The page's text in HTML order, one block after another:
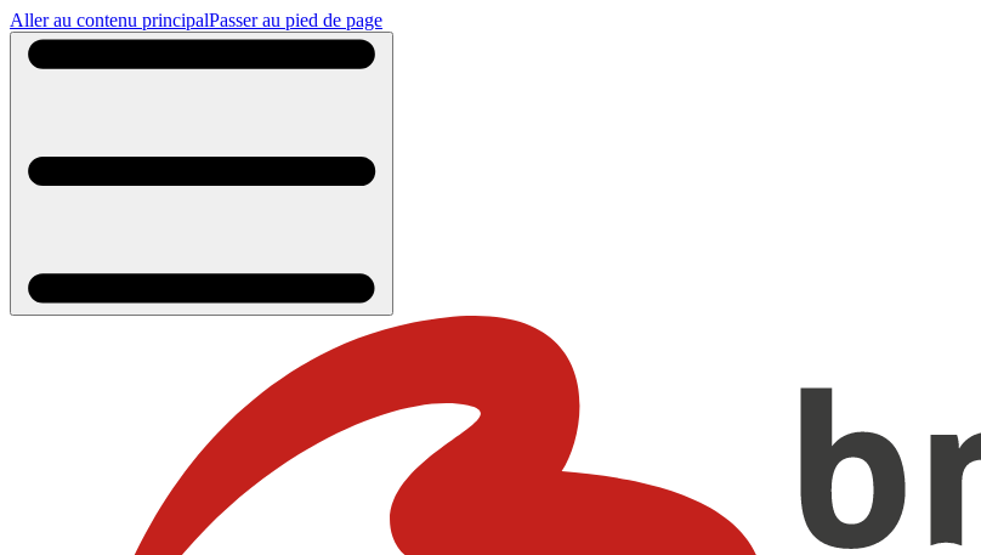
Aller au contenu principalPasser au pied de page